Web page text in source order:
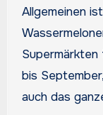
Allgemeinen
bis
auch das